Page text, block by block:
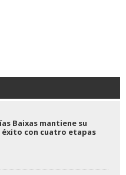
Baixas mantiene su
con cuatro etapas